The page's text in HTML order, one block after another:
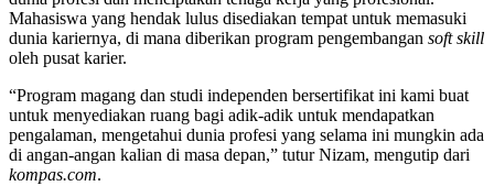
Mahasiswa yang hendak lulus disediakan tempat untuk memasuki
dunia kariernya, di mana diberikan program pengembangan soft skill
oleh pusat karier.
“Program magang dan studi independen bersertifikat ini kami buat
untuk menyediakan ruang bagi adik-adik untuk mendapatkan
pengalaman, mengetahui dunia profesi yang selama ini mungkin ada
di angan-angan kalian di masa depan,” tutur Nizam, mengutip dari
kompas.com.